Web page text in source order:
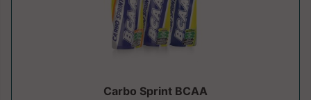
Carbo Sprint BCAA